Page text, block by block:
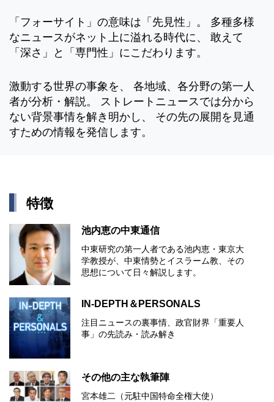
「フォーサイト」の意味は「先見性」。 多種多様
なニュースがネット上に溢れる時代に、 敢えて
「深さ」と「専門性」にこだわります。
激動する世界の事象を、 各地域、各分野の第一人
者が分析・解説。 ストレートニュースでは分から
ない背景事情を解き明かし、 その先の展開を見通
すための情報を発信します。
特徴
池内恵の中東通信
中東研究の第⼀⼈者である池内恵・東京⼤
学教授が、中東情勢とイスラーム教、その
思想について⽇々解説します。
IN-DEPTH＆PERSONALS
注目ニュースの裏事情、政官財界「重要人
事」の先読み・読み解き
その他の主な執筆陣
宮本雄二（元駐中国特命全権大使）